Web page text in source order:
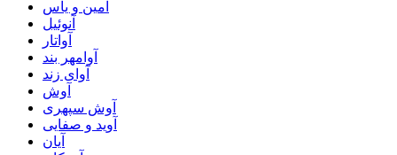
آمین و یاس
آنوئیل
آواتار
آوامهر بند
آوای زند
آوش
آوش سپهری
آوید و صفایی
آیان